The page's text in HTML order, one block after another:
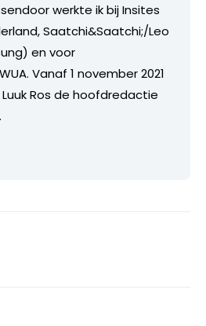
werkte ik bij Insites
Saatchi&Saatchi;/Leo
en voor
Vanaf 1 november 2021
Ros de hoofdredactie